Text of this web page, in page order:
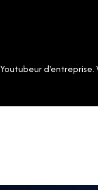
d'entreprise.